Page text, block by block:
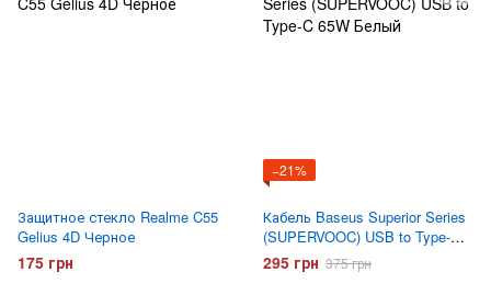
Защитное стекло Realme C55
Gelius 4D Черное
175 грн
−21%
Кабель Baseus Superior Series
(SUPERVOOC) USB to Type-C
65W Белый
295 грн 375 грн